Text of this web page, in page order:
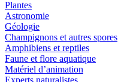
Plantes
Astronomie
Géologie
Champignons et autres spores
Amphibiens et reptiles
Faune et flore aquatique
Matériel d’animation